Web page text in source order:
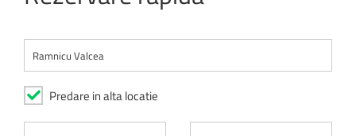
Predare in alta locatie